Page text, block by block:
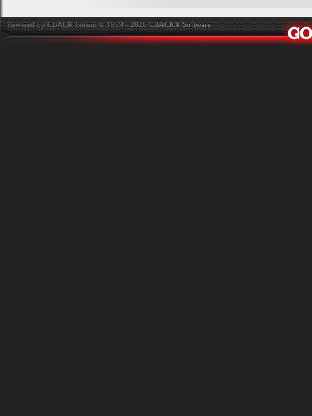
Powered by CBACK Forum © 1999 - 2026CBACK® Software